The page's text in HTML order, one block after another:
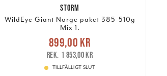
STORM
WildEye Giant Norge paket 385-510g
Mix 1.
Nuvarande pris
899,00 krTidigare pris
1 853,00 kr
899,00 kr
1 853,00 kr
TILLFÄLLIGT SLUT